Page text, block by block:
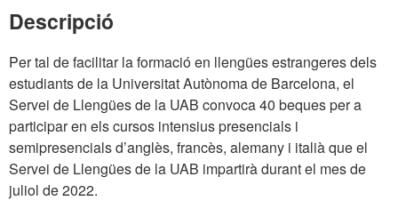
Descripció
Per tal de facilitar la formació en llengües estrangeres dels
estudiants de la Universitat Autònoma de Barcelona, el
Servei de Llengües de la UAB convoca 40 beques per a
participar en els cursos intensius presencials i
semipresencials d’anglès, francès, alemany i italià que el
Servei de Llengües de la UAB impartirà durant el mes de
juliol de 2022.